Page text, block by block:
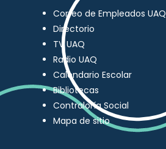
Correo de Empleados UAQ
Directorio
TV UAQ
Radio UAQ
Calendario Escolar
Bibliotecas
Contraloría Social
Mapa de sitio